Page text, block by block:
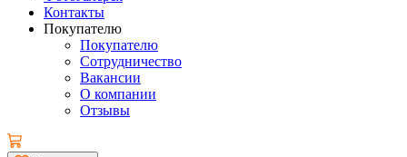
Контакты
Покупателю
Покупателю
Сотрудничество
Вакансии
О компании
Отзывы